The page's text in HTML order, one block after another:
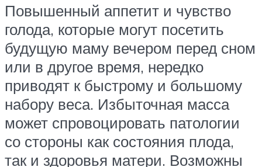
Повышенный аппетит и чувство
голода, которые могут посетить
будущую маму вечером перед сном
или в другое время, нередко
приводят к быстрому и большому
набору веса. Избыточная масса
может спровоцировать патологии
со стороны как состояния плода,
так и здоровья матери. Возможны